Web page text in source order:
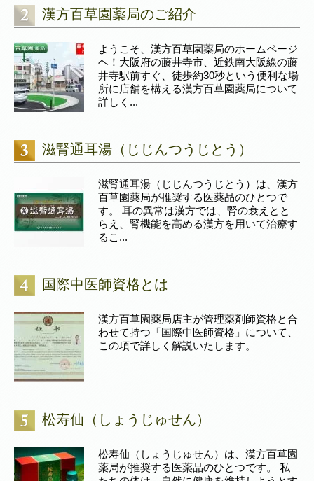
漢方百草園薬局のご紹介
ようこそ、漢方百草園薬局のホームページ
ヘ！大阪府の藤井寺市、近鉄南大阪線の藤
井寺駅前すぐ、徒歩約30秒という便利な場
所に店舗を構える漢方百草園薬局について
詳しく...
滋腎通耳湯（じじんつうじとう）
滋腎通耳湯（じじんつうじとう）は、漢方
百草園薬局が推奨する医薬品のひとつで
す。 耳の異常は漢方では、腎の衰えとと
らえ、腎機能を高める漢方を用いて治療す
るこ...
国際中医師資格とは
漢方百草園薬局店主が管理薬剤師資格と合
わせて持つ「国際中医師資格」について、
この項で詳しく解説いたします。
松寿仙（しょうじゅせん）
松寿仙（しょうじゅせん）は、漢方百草園
薬局が推奨する医薬品のひとつです。 私